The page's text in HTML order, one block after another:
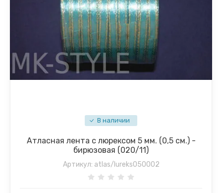
В наличии
Атласная лента с люрексом 5 мм. (0,5 см.) -
бирюзовая (020/11)
Артикул: atlas/lureks050002